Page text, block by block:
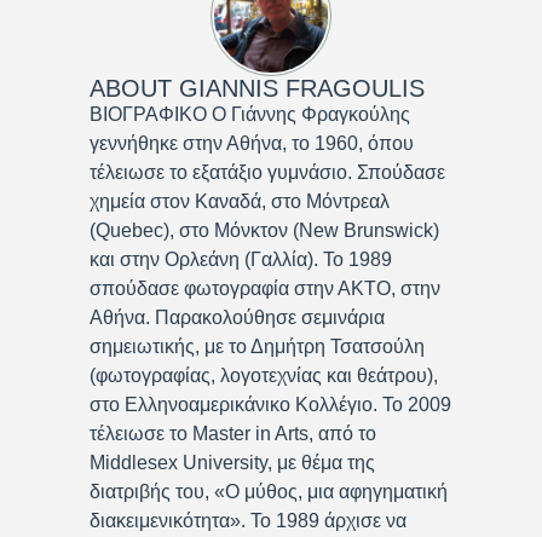
ABOUT GIANNIS FRAGOULIS
ΒΙΟΓΡΑΦΙΚΟ Ο Γιάννης Φραγκούλης
γεννήθηκε στην Αθήνα, το 1960, όπου
τέλειωσε το εξατάξιο γυμνάσιο. Σπούδασε
χημεία στον Καναδά, στο Μόντρεαλ
(Quebec), στο Μόνκτον (New Brunswick)
και στην Ορλεάνη (Γαλλία). Το 1989
σπούδασε φωτογραφία στην ΑΚΤΟ, στην
Αθήνα. Παρακολούθησε σεμινάρια
σημειωτικής, με το Δημήτρη Τσατσούλη
(φωτογραφίας, λογοτεχνίας και θεάτρου),
στο Ελληνοαμερικάνικο Κολλέγιο. Το 2009
τέλειωσε το Master in Arts, από το
Middlesex University, με θέμα της
διατριβής του, «Ο μύθος, μια αφηγηματική
διακειμενικότητα». Το 1989 άρχισε να